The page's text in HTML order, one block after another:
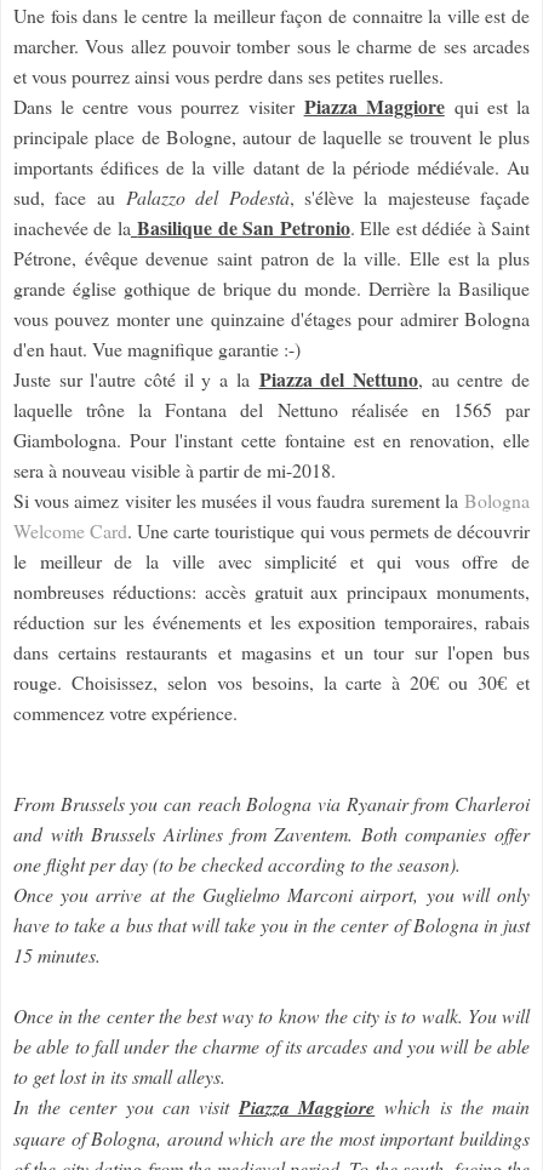
Une fois dans le centre la meilleur façon de connaitre la ville est de
marcher. Vous allez pouvoir tomber sous le charme de ses arcades
et vous pourrez ainsi vous perdre dans ses petites ruelles.
Dans le centre vous pourrez visiter Piazza Maggiorequi est la
principale place de Bologne, autour de laquelle se trouvent le plus
importants édifices de la ville datant de la période médiévale. Au
sud, face au Palazzo del Podestà, s'élève la majesteuse façade
inachevée de la Basilique de San Petronio. Elle est dédiée à Saint
Pétrone, évêque devenue saint patron de la ville. Elle est la plus
grande église gothique de brique du monde. Derrière la Basilique
vous pouvez monter une quinzaine d'étages pour admirer Bologna
d'en haut. Vue magnifique garantie :-)
Juste sur l'autre côté il y a la Piazza del Nettuno, au centre de
laquelle trône la Fontana del Nettuno réalisée en 1565 par
Giambologna. Pour l'instant cette fontaine est en renovation, elle
sera à nouveau visible à partir de mi-2018.
Si vous aimez visiter les musées il vous faudra surement la Bologna
Welcome Card. Une carte touristique qui vous permets de découvrir
le meilleur de la ville avec simplicité et qui vous offre de
nombreuses réductions: accès gratuit aux principaux monuments,
réduction sur les événements et les exposition temporaires, rabais
dans certains restaurants et magasins et un tour sur l'open bus
rouge. Choisissez, selon vos besoins, la carte à 20€ ou 30€ et
commencez votre expérience.
From Brussels you can reach Bologna via Ryanair from Charleroi
and with Brussels Airlines from Zaventem. Both companies offer
one flight per day (to be checked according to the season).
Once you arrive at the Guglielmo Marconi airport, you will only
have to take a bus that will take you in the center of Bologna in just
15 minutes.
Once in the center the best way to know the city is to walk. You will
be able to fall under the charme of its arcades and you will be able
to get lost in its small alleys.
In the center you can visitPiazza Maggiore which is the main
square of Bologna, around which are the most important buildings